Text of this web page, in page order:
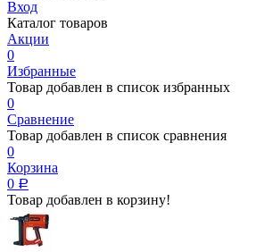
Вход
Каталог товаров
Акции
0
Избранные
Товар добавлен в список избранных
0
Сравнение
Товар добавлен в список сравнения
0
Корзина
0 Р
Товар добавлен в корзину!